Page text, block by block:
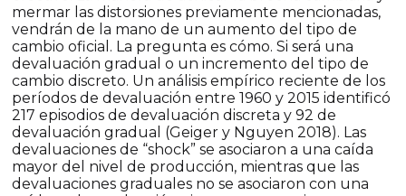
mermar las distorsiones previamente mencionadas,
vendrán de la mano de un aumento del tipo de
cambio oficial. La pregunta es cómo. Si será una
devaluación gradual o un incremento del tipo de
cambio discreto. Un análisis empírico reciente de los
períodos de devaluación entre 1960 y 2015 identificó
217 episodios de devaluación discreta y 92 de
devaluación gradual (Geiger y Nguyen 2018). Las
devaluaciones de “shock” se asociaron a una caída
mayor del nivel de producción, mientras que las
devaluaciones graduales no se asociaron con una